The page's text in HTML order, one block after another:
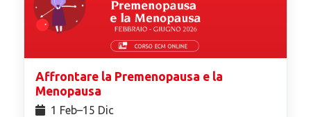
Affrontare la Premenopausa e la
Menopausa
1 Feb⁠–15 Dic